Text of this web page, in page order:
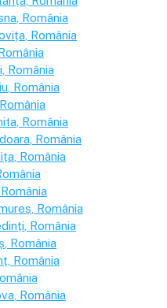
, România
, România
România
, România
, România
, România
, România
, România
, România
, România
, România
, România
, România
, România
, România